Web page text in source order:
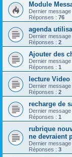
Module
Dernier
Réponses : 76
agenda
Dernier
Réponses : 2
Ajouter des
Dernier
Réponses : 1
lecture Video
Dernier
Réponses : 2
recharge de
Dernier
Réponses : 1
rubrique
ne devraient
Dernier
Réponses : 3